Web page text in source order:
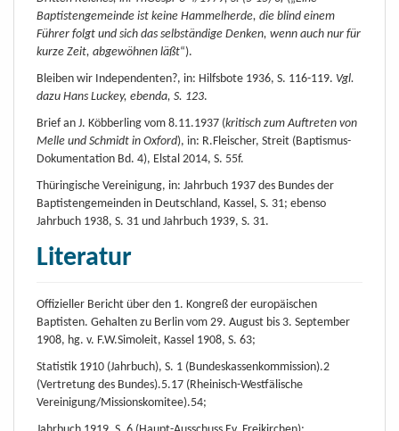
Baptistengemeinde ist keine Hammelherde, die blind einem
Führer folgt und sich das selbständige Denken, wenn auch nur für
kurze Zeit, abgewöhnen läßt“).
Bleiben wir Independenten?, in: Hilfsbote 1936, S. 116-119. Vgl.
dazu Hans Luckey, ebenda, S. 123.
Brief an J. Köbberling vom 8.11.1937 (kritisch zum Auftreten von
Melle und Schmidt in Oxford), in: R.Fleischer, Streit (Baptismus-
Dokumentation Bd. 4), Elstal 2014, S. 55f.
Thüringische Vereinigung, in: Jahrbuch 1937 des Bundes der
Baptistengemeinden in Deutschland, Kassel, S. 31; ebenso
Jahrbuch 1938, S. 31 und Jahrbuch 1939, S. 31.
Literatur
Offizieller Bericht über den 1. Kongreß der europäischen
Baptisten. Gehalten zu Berlin vom 29. August bis 3. September
1908, hg. v. F.W.Simoleit, Kassel 1908, S. 63;
Statistik 1910 (Jahrbuch), S. 1 (Bundeskassenkommission).2
(Vertretung des Bundes).5.17 (Rheinisch-Westfälische
Vereinigung/Missionskomitee).54;